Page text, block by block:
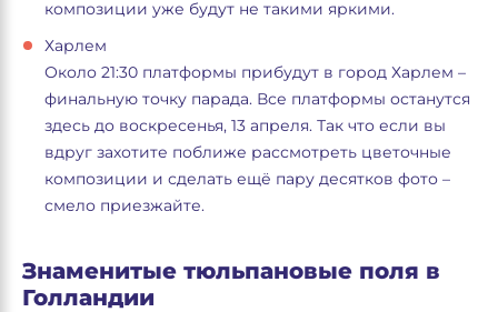
композиции уже будут не такими яркими.
Харлем
Около 21:30 платформы прибудут в город Харлем –
финальную точку парада. Все платформы останутся
здесь до воскресенья, 13 апреля. Так что если вы
вдруг захотите поближе рассмотреть цветочные
композиции и сделать ещё пару десятков фото –
смело приезжайте.
Знаменитые тюльпановые поля в
Голландии